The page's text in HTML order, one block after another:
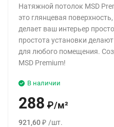
Натяжной потолок MSD
это глянцевая
делает ваш интерьер
простота установки
для любого помещения.
MSD Premium!
В наличии
288 ₽/м²
921,60₽ /шт.